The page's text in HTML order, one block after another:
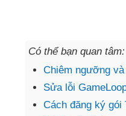
Có thể bạn quan tâm:
Chiêm ngưỡng
Sửa lỗi
Cách đăng ký gói